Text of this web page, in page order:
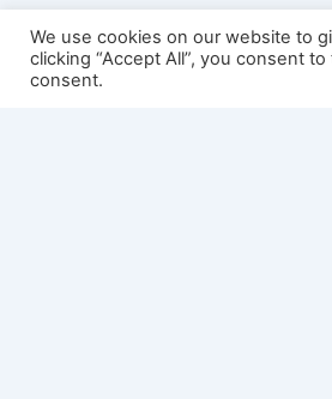
2501:
We use cookies on our website to
clicking “Accept All”, you consent
consent.